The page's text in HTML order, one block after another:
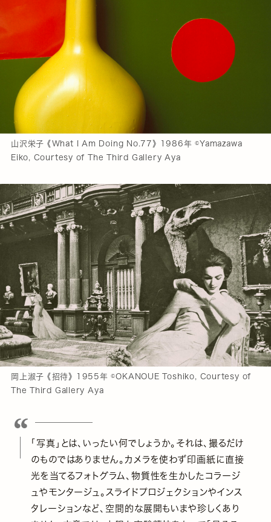
山沢栄子 《What I Am Doing No.77》 1986年 ©Yamazawa
Eiko, Courtesy of The Third Gallery Aya
岡上淑子 《招待》 1955年 ©OKANOUE Toshiko, Courtesy of
The Third Gallery Aya
「写真」とは、いったい何でしょうか。それは、撮るだけ
のものではありません。カメラを使わず印画紙に直接
光を当てるフォトグラム、物質性を生かしたコラージ
ュやモンタージュ。スライドプロジェクションやインス
タレーションなど、空間的な展開もいまや珍しくあり